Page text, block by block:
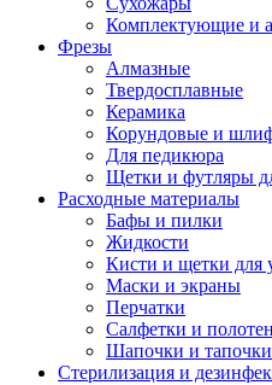
Комплектующие и
Фрезы
Алмазные
Твердосплавные
Керамика
Корундовые и
Для педикюра
Щетки и футляры
Расходные материалы
Бафы и пилки
Жидкости
Кисти и щетки для
Маски и экраны
Перчатки
Салфетки и
Шапочки и тапочки
Стерилизация и